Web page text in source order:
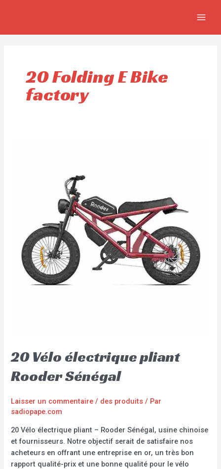
20 Folding E Bike
factory
20 Vélo électrique pliant
Rooder Sénégal
Laisser un commentaire / des produits / Par
sadiopape.com
20 Vélo électrique pliant – Rooder Sénégal, usine chinoise
et fournisseurs. Notre objectif serait de satisfaire nos
acheteurs en offrant une entreprise en or, un très bon
rapport qualité-prix et une bonne qualité pour le vélo